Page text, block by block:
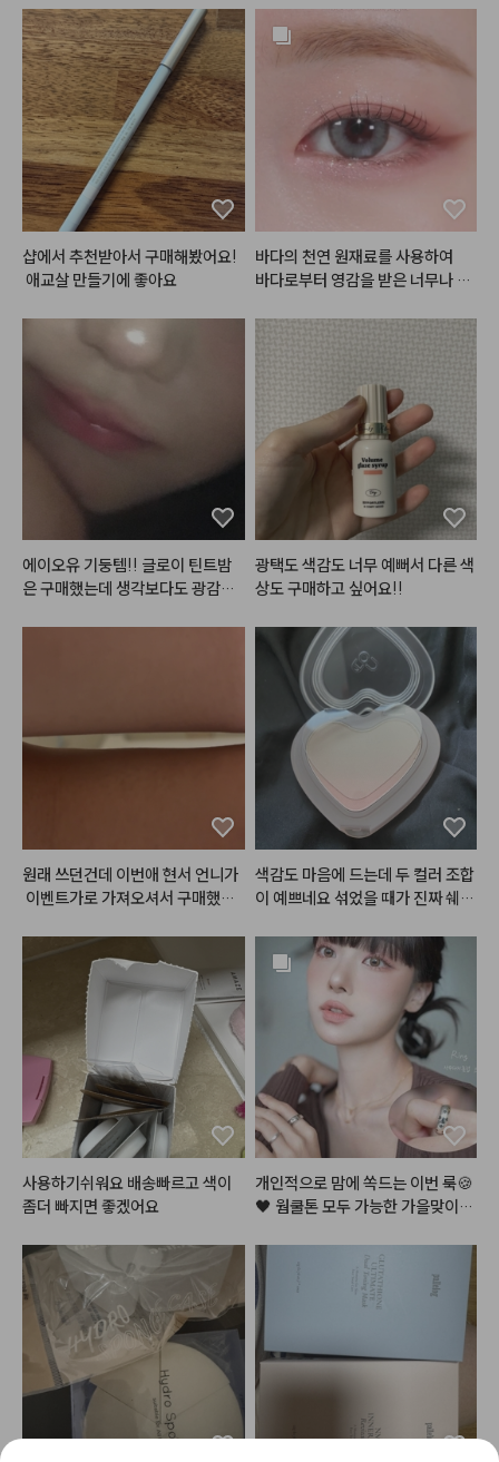
텍스처는 여전히 감탄스럽습니다.
특히 톤에 구애받지 않고 자연스럽
게 스며드는 감각적인 컬러감 덕분
에 대충 툭툭 발라도 과하지 않은
분위기가 연출되고, 바쁜 날엔 립
과 치크를 한 번에 해결하는 용도로
정말 유용하게 잘 쓰고 있습니다. 1
년 동안 직접 써보고 결국 내돈내산
으로 다시 돌아올 만큼 만족도가 높
은 제품이라, 앞으로도 제 메이크업
파우치 속 영구 정착템이 될 것 같
습니다. 매트 립 덕후분들이라면 절
대 후회 안 하실 인생템이에요!
안 바르면 각질 생길만큼 금방 손
이 마르고 건조해지는데, 이 제품은
손 씻고나서 건조하거나 당김이 없
어서 좋았어요!!
#헤메코리뷰어
샵에서 추천받아서 구매해봤어요!
애교살 만들기에 좋아요
바다의 천연 원재료를 사용하여
바다로부터 영감을 받은 너무나 로
해양심층수를 담아 촉촉한 쿠션과
봄웜-여쿨분들이라면 너무너무 좋
아하실
청량하고 사랑스러운 섀도우 팔레
트까지!
⭐현재 쿠션은 헤메코랩에서 62%
할인중 !
한개만 사도 무료배송이니 팔레트
#머메이드아이즈 [비치샴페인]
여쿨~봄웜 걸쳐서 사용하기 좋은
미지근 쿨한 핑크컬러가
눈에 올렸을 때 더워보이지 않아서
자주 손이가는 팔레트에요
다채로운 펄 구성으로 포인트있는
메이크업을 연출하기에도 좋고,
영상 시작부분에 넣은 세번째 바세
린광의 화이트펄이
어디에 올려도 너모 예쁘다는 것
😘
메이크업 위에 파츠랑 화이터 라이
터 슬쩍 얹으면
페스티벌 , 연말 메이크업으로도 딱
이지 않나요?💎✨💕
#아쿠아글로우쿠션
[1호 봄바다 /
2호 가을바다]
패키지가 진짜 미쳤죠..?
들고나가는 순간 시선 집중🧜🏻‍♀️✨
달걀처럼
매끈-촉촉한 피부를 만들어주는 쿠
얇고 투명해서 여름에 바르기도 좋
고
겨울에도 촉촉해서 쓰기좋은 숨찐
템 👍
저는 1호 봄바다를 사용했어요!
에이오유 기둥템!! 글로이 틴트밤
은 구매했는데 생각보다도 광감이
광택도 색감도 너무 예뻐서 다른 색
상도 구매하고 싶어요!!
원래 쓰던건데 이번애 현서 언니가
이벤트가로 가져오셔서 구매했어
색감도 마음에 드는데 두 컬러 조합
이 예쁘네요 섞었을 때가 진짜 쉐딩
사용하기쉬워요 배송빠르고 색이
좀더 빠지면 좋겠어요
개인적으로 맘에 쏙드는 이번 룩🍪
🖤 웜쿨톤 모두 가능한 가을맞이,,
메이크업 이름 지어주세요!😉
여러분이 궁금해해주신 알리에서
고 예쁜 레이어드 목걸이, 이 갈색
가디건은 그만입고 싶었는데ㅋㅋ
ㅋ 젤 찰떡이라 삼일째 입었어요ㅎ
그리고 해보고싶던 헤어까지! 영상
곧 들고올게요🫶🏻🤎